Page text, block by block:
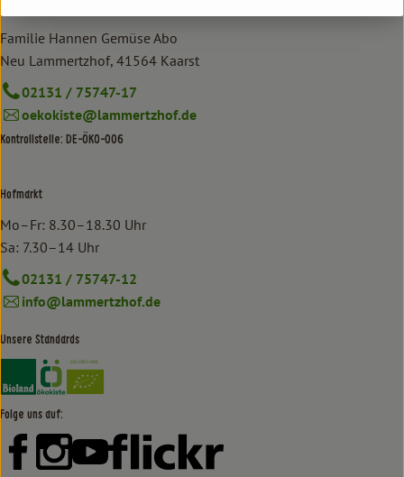
Familie Hannen Gemüse Abo
Neu Lammertzhof, 41564 Kaarst
02131 / 75747-17
oekokiste@lammertzhof.de
Kontrollstelle: DE-ÖKO-006
Hofmarkt
Mo–Fr: 8.30–18.30 Uhr
Sa: 7.30–14 Uhr
02131 / 75747-12
info@lammertzhof.de
Unsere Standards
Externer Link zu https://www.bioland.de/verbraucher
Externer Link zu https://www.oekokiste.de/
Folge uns auf:
Externer Link zu https://www.facebook.com/lammertzhof/
Externer Link zu https://www.instagram.com/
Externer Link zu https://www.youtube.com/
Externer Link zu https://